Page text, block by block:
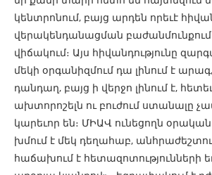
կենտրոնում, բայց արդեն որեւէ
վերակենդանացման
վիճակում։ Այս հիվանդությունը
մեկի օրգանիզմում դա լինում է արագ,
դանդաղ, բայց ի վերջո լինում է,
ախտորոշելն ու բուժում ստանալը
կարեւոր են։ ՄԻԱՎ ունեցողն
խմում է մեկ դեղահաբ,
հաճախում է հետազոտությունների